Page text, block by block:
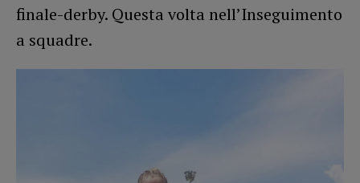
finale-derby. Questa volta nell’Inseguimento
a squadre.